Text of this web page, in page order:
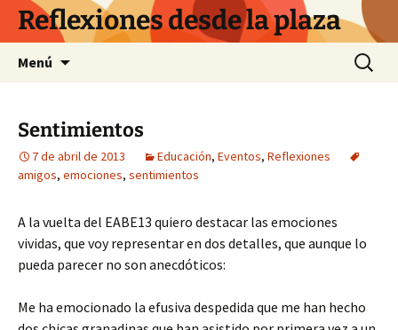
Saltar
contenido
Reflexiones desde la plaza
Menú Buscar:
Sentimientos
7 de abril de 2013 Educación, Eventos, Reflexiones
amigos, emociones, sentimientos
A la vuelta del EABE13 quiero destacar las emociones
vividas, que voy representar en dos detalles, que aunque lo
pueda parecer no son anecdóticos:
Me ha emocionado la efusiva despedida que me han hecho